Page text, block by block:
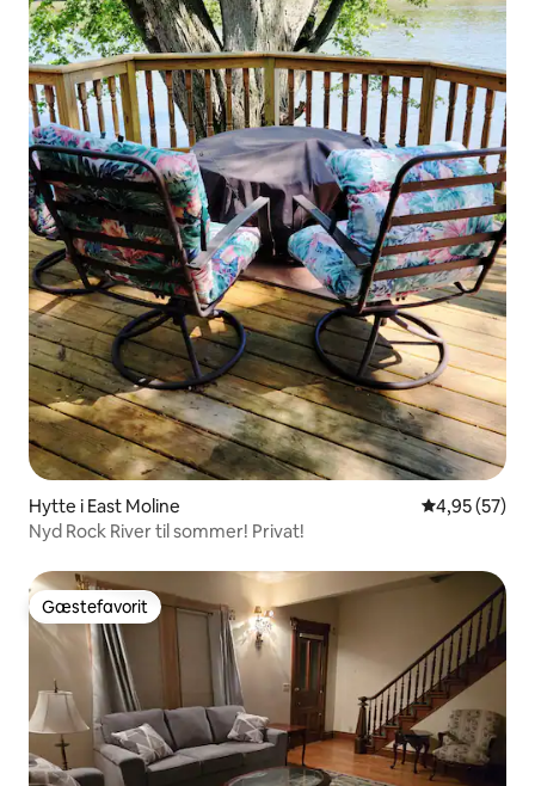
Hytte i East Moline 4,95 ud af 5 i
4,95 (57)
Nyd Rock River til sommer! Privat!
Gæstefavorit
Gæstefavorit